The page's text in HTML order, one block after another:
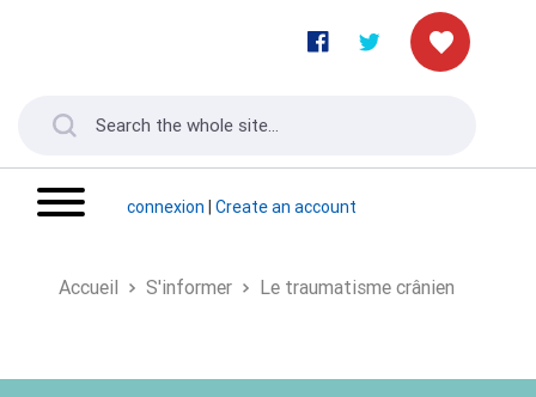
connexion | Create an account
Accueil S'informer Le traumatisme crânien